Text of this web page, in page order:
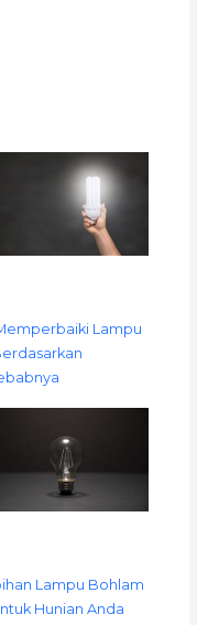
Lampu
Lampu Bohlam
Hunian Anda